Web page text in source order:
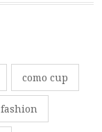
como cup
fashion